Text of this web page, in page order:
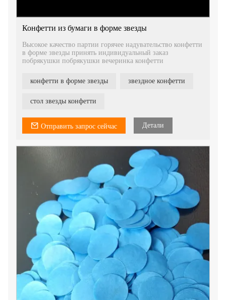
Конфетти из бумаги в форме звезды
Высокое качество партии горячее надувательство конфетти
в форме звезды принять индивидуальный заказ
побрякушки побрякушки вечеринка конфетти
конфетти в форме звезды звездное конфетти
стол звезды конфетти
Отправить запрос сейчас Детали